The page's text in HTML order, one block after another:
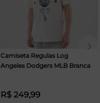
Camiseta Regulas Log
Angeles Dodgers MLB Branca
R$ 249,99